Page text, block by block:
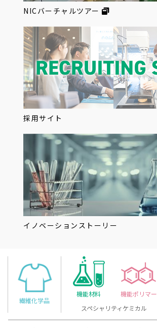
NICバーチャルツアー
採用サイト
イノベーションストーリー
繊維化学品
機能材料
機能ポリマー
スペシャリティケミカル